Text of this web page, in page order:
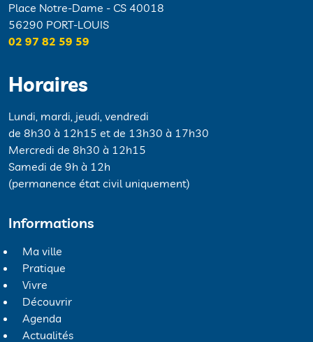
Place Notre-Dame - CS 40018
56290 PORT-LOUIS
02 97 82 59 59
Horaires
Lundi, mardi, jeudi, vendredi
de 8h30 à 12h15 et de 13h30 à 17h30
Mercredi de 8h30 à 12h15
Samedi de 9h à 12h
(permanence état civil uniquement)
Informations
Ma ville
Pratique
Vivre
Découvrir
Agenda
Actualités